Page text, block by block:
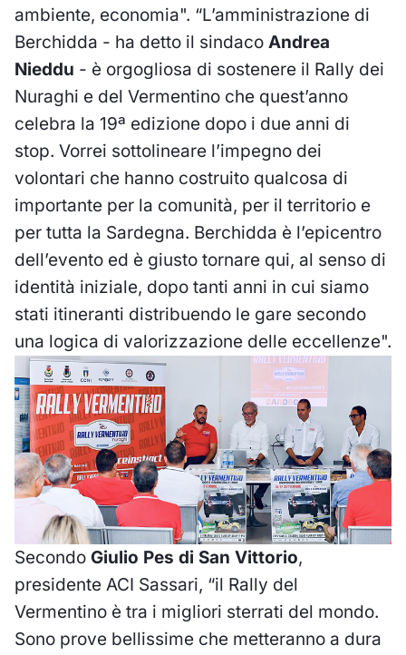
ambiente, economia". “L’amministrazione di
Berchidda - ha detto il sindaco Andrea
Nieddu - è orgogliosa di sostenere il Rally dei
Nuraghi e del Vermentino che quest’anno
celebra la 19ª edizione dopo i due anni di
stop. Vorrei sottolineare l’impegno dei
volontari che hanno costruito qualcosa di
importante per la comunità, per il territorio e
per tutta la Sardegna. Berchidda è l’epicentro
dell’evento ed è giusto tornare qui, al senso di
identità iniziale, dopo tanti anni in cui siamo
stati itineranti distribuendo le gare secondo
una logica di valorizzazione delle eccellenze".
Secondo Giulio Pes di San Vittorio,
presidente ACI Sassari, “il Rally del
Vermentino è tra i migliori sterrati del mondo.
Sono prove bellissime che metteranno a dura